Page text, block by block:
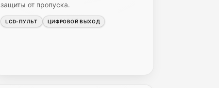
защиты от пропуска.
LCD-ПУЛЬТ ЦИФРОВОЙ ВЫХОД